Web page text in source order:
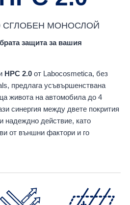
МОНОСЛОЙ
защита за вашия
HPC 2.0от Labocosmetica, без
предлага усъвършенствана
живота на автомобила до 4
синергия между двете покрития
надеждно действие, като
от външни фактори и го